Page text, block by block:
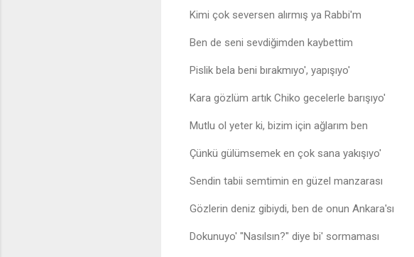
Kimi çok seversen alırmış ya Rabbi'm
Ben de seni sevdiğimden kaybettim
Pislik bela beni bırakmıyo', yapışıyo'
Kara gözlüm artık Chiko gecelerle barışıyo'
Mutlu ol yeter ki, bizim için ağlarım ben
Çünkü gülümsemek en çok sana yakışıyo'
Sendin tabii semtimin en güzel manzarası
Gözlerin deniz gibiydi, ben de onun Ankara'sı
Dokunuyo' "Nasılsın?" diye bi' sormaması